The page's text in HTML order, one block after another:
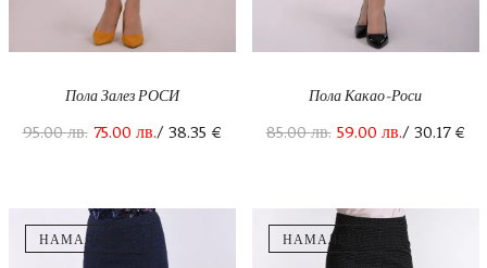
Пола Залез РОСИ
95.00лв. 75.00 лв./ 38.35 €
Пола Какао-Роси
85.00лв. 59.00 лв./ 30.17 €
НАМАЛЕНИЕ! НАМАЛЕНИЕ!